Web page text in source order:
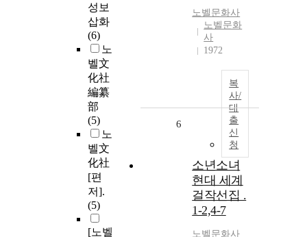
성보
삽화
(6)
노
벨文
化社
編纂
部
(5)
노
벨文
化社
[편
저].
(5)
[노벨
노벨문화사
노벨문화
사
1972
복
사/
대
출
신
청
6
소년소녀
현대 세계
걸작선집 .
1-2,4-7
노벨문화사